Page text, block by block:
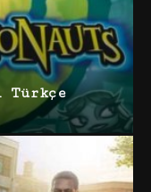
Türkçe